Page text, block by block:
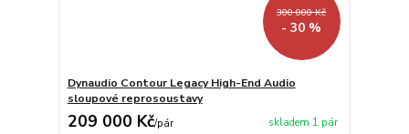
300 000 Kč
- 30 %
Dynaudio Contour Legacy High-End Audio
sloupové reprosoustavy
209 000 Kč/pár skladem 1 pár